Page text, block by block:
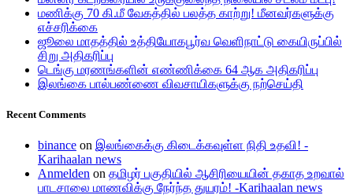
மணிக்கு 70 கி.மீ வேகத்தில் பலத்த காற்று! மீனவர்களுக்கு
எச்சரிக்கை
ஜூலை மாதத்தில் உத்தியோகபூர்வ வெளிநாட்டு கையிருப்பில்
சிறு அதிகரிப்பு
டெங்கு மரணங்களின் எண்ணிக்கை 64 ஆக அதிகரிப்பு
இலங்கை பால்பண்ணை விவசாயிகளுக்கு நற்செய்தி
Recent Comments
binance on இலங்கைக்கு கிடைக்கவுள்ள நிதி உதவி! -
Karihaalan news
Anmelden on தமிழர் பகுதியில் ஆசிரியையின் தகாத உறவால்
பாடசாலை மாணவிக்கு நேர்ந்த துயரம்! -Karihaalan news